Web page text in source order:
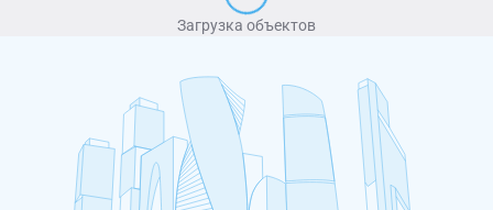
Загрузка объектов